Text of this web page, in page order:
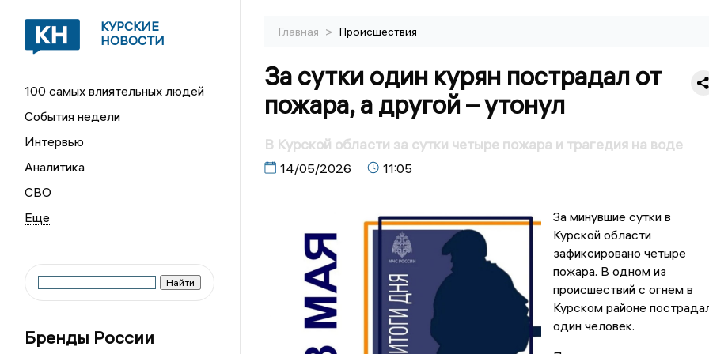
КУРСКИЕ
НОВОСТИ
100 самых влиятельных людей
События недели
Интервью
Аналитика
СВО
Бренды России
Главная > Происшествия
За сутки один курян пострадал от
пожара, а другой – утонул
В Курской области за сутки четыре пожара и трагедия на воде
14/05/2026 11:05
За минувшие сутки в
Курской области
зафиксировано четыре
пожара. В одном из
происшествий с огнем в
Курском районе
один человек.